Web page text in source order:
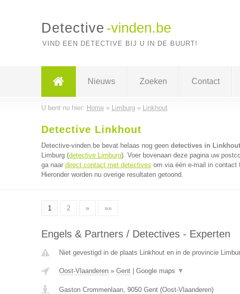
Detective -vinden.be
VIND EEN DETECTIVE BIJ U IN DE BUURT!
Nieuws Zoeken Contact
U bent nu hier: Home» Limburg» Linkhout
Detective Linkhout
Detective-vinden.be bevat helaas nog geen detectives in Linkhout
Limburg (detective Limburg). Voer bovenaan deze pagina uw
ga naar direct contact met detectives om via één e-mail in contact
Hieronder worden nu overige resultaten getoond.
1 2 » »»
Engels & Partners / Detectives - Experten
Niet gevestigd in de plaats Linkhout en in de provincie
Oost-Vlaanderen» Gent| Google maps ▼
Gaston Crommenlaan, 9050 Gent(Oost-Vlaanderen)